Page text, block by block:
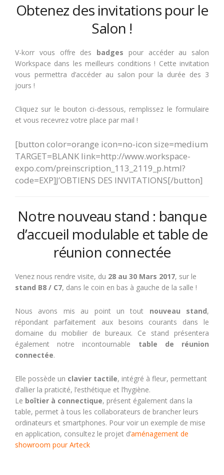
Obtenez des invitations pour le
Salon !
V-korr vous offre des badges pour accéder au salon
Workspace dans les meilleurs conditions ! Cette invitation
vous permettra d’accéder au salon pour la durée des 3
jours !
Cliquez sur le bouton ci-dessous, remplissez le formulaire
et vous recevrez votre place par mail !
[button color=orange icon=no-icon size=medium
TARGET=BLANK link=http://www.workspace-
expo.com/preinscription_113_2119_p.html?
code=EXP]J’OBTIENS DES INVITATIONS[/button]
Notre nouveau stand : banque
d’accueil modulable et table de
réunion connectée
Venez nous rendre visite, du 28 au 30 Mars 2017, sur le
stand B8 / C7, dans le coin en bas à gauche de la salle !
Nous avons mis au point un tout nouveau stand,
répondant parfaitement aux besoins courants dans le
domaine du mobilier de bureaux. Ce stand présentera
également notre incontournable table de réunion
connectée.
Elle possède un clavier tactile, intégré à fleur, permettant
d’allier la praticité, l’esthétique et l’hygiène.
Le boîtier à connectique, présent également dans la
table, permet à tous les collaborateurs de brancher leurs
ordinateurs et smartphones. Pour voir un exemple de mise
en application, consultez le projet d’aménagement de
showroom pour Arteck